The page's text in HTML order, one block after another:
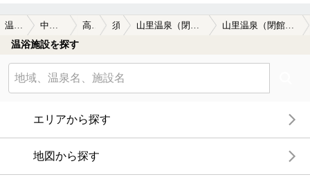
温泉TOP 中国・四国 高知県 須崎 山里温泉（閉館しました） 山里温泉（閉館しました）の口コミ一覧
温浴施設を探す
エリアから探す
地図から探す